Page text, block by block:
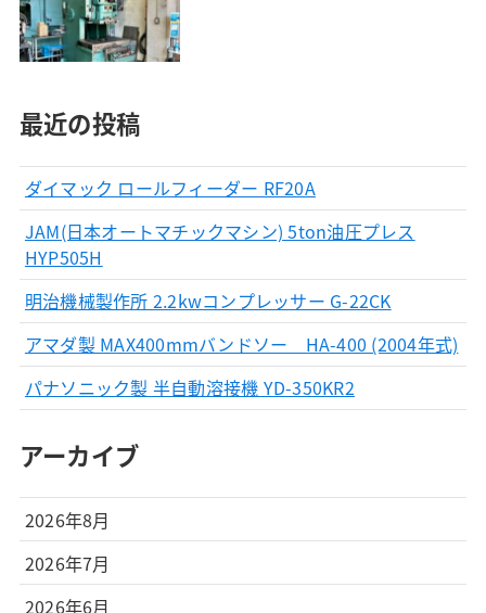
最近の投稿
ダイマック ロールフィーダー RF20A
JAM(日本オートマチックマシン) 5ton油圧プレス
HYP505H
明治機械製作所 2.2kwコンプレッサー G-22CK
アマダ製 MAX400mmバンドソー HA-400 (2004年式)
パナソニック製 半自動溶接機 YD-350KR2
アーカイブ
2026年8月
2026年7月
2026年6月